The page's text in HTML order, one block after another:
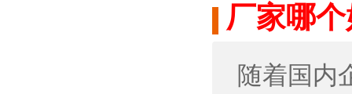
厂家哪
随着国内